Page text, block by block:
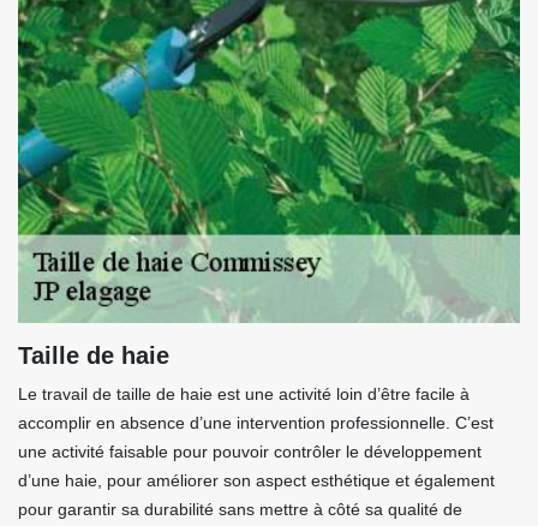
Taille de haie
Le travail de taille de haie est une activité loin d’être facile à
accomplir en absence d’une intervention professionnelle. C’est
une activité faisable pour pouvoir contrôler le développement
d’une haie, pour améliorer son aspect esthétique et également
pour garantir sa durabilité sans mettre à côté sa qualité de